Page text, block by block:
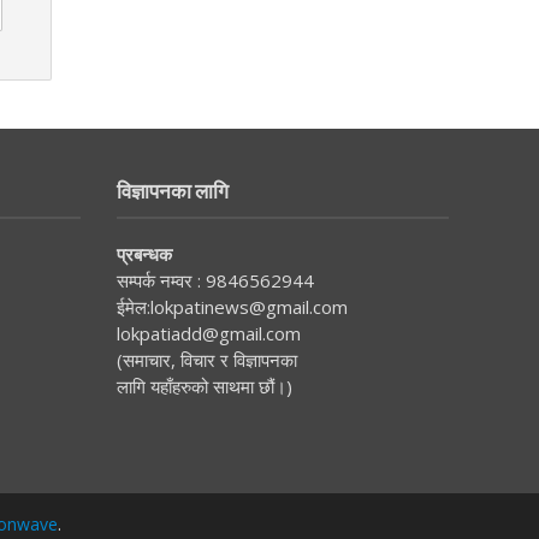
विज्ञापनका लागि
प्रबन्धक
सम्पर्क नम्वर : 9846562944
ईमेल:lokpatinews@gmail.com
lokpatiadd@gmail.com
(समाचार, विचार र विज्ञापनका
लागि यहाँहरुको साथमा छौं।)
.